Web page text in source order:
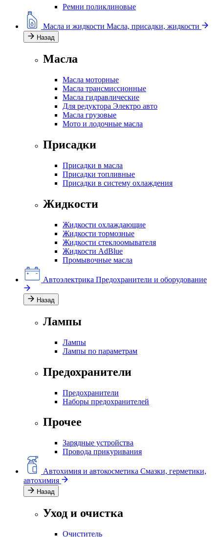
Ремни поликлиновые
Масла и жидкости Масла, присадки, жидкости
Назад
Масла
Масла моторные
Масла трансмиссионные
Масла гидравлические
Для редуктора Электро авто
Масла грузовые
Мото и лодочные масла
Присадки
Присадки в масла
Присадки топливные
Присадки в систему охлаждения
Жидкости
Жидкости охлаждающие
Жидкости тормозные
Жидкости стеклоомывателя
Жидкости AdBlue
Промывочные масла
Автоэлектрика Предохранители и оборудование
Назад
Лампы
Лампы
Лампы по параметрам
Предохранители
Предохранители
Наборы предохранителей
Прочее
Зарядные устройства
Провода прикуривания
Автохимия и автокосметика Смазки, герметики,
автохимия
Назад
Уход и очистка
Очиститель